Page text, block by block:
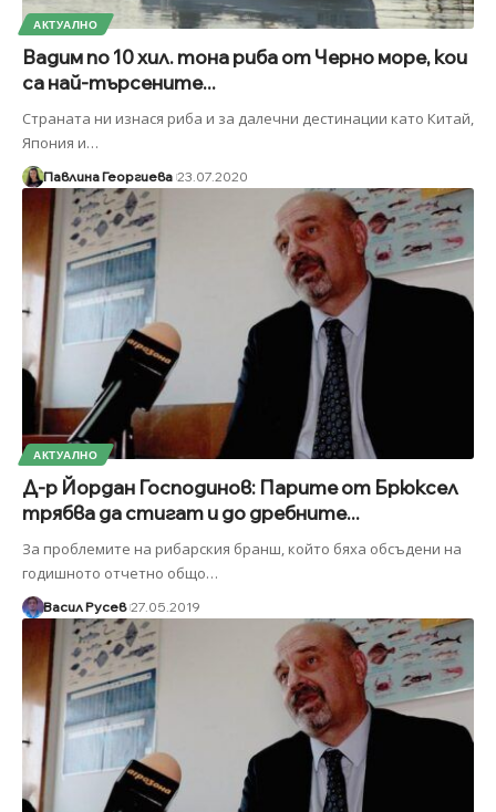
АКТУАЛНО
Вадим по 10 хил. тона риба от Черно море, кои
са най-търсените...
Страната ни изнася риба и за далечни дестинации като Китай,
Япония и…
Павлина Георгиева 23.07.2020
АКТУАЛНО
Д-р Йордан Господинов: Парите от Брюксел
трябва да стигат и до дребните...
За проблемите на рибарския бранш, който бяха обсъдени на
годишното отчетно общо…
Васил Русев 27.05.2019